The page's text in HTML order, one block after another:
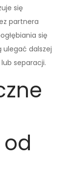
się
partnera
się
dalszej
separacji.